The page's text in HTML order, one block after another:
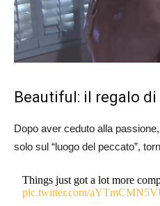
Beautiful: il regalo di
Dopo aver ceduto alla passione,
solo sul “luogo del peccato”,
Things just got a lot more
pic.twitter.com/